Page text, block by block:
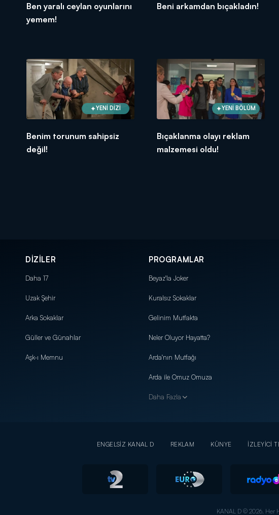
Ben yaralı ceylan oyunlarını
yemem!
Beni arkamdan bıçakladın!
YENİ DİZİ
Benim torunum sahipsiz
değil!
YENİ BÖLÜM
Bıçaklanma olayı reklam
malzemesi oldu!
DİZİLER
Daha 17
Uzak Şehir
Arka Sokaklar
Güller ve Günahlar
Aşk-ı Memnu
PROGRAMLAR
Beyaz'la Joker
Kuralsız Sokaklar
Gelinim Mutfakta
Neler Oluyor Hayatta?
Arda'nın Mutfağı
Arda ile Omuz Omuza
Daha Fazla
ENGELSİZ KANAL D REKLAM KÜNYE İZLEYİCİ
KANAL D © 2026. Her